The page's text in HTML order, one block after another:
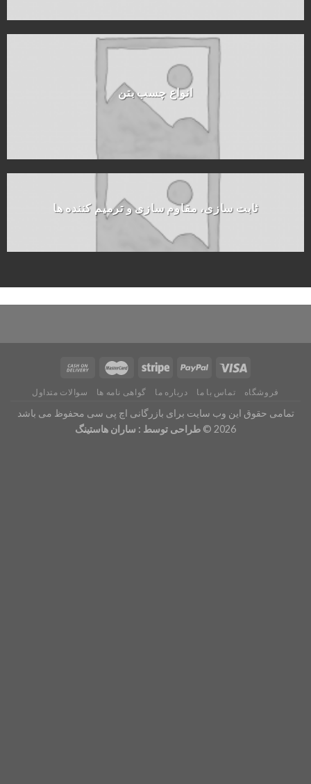
انواع چسب بتن
ثابت سازی، مقاوم سازی و ترمیم کننده ها
فروشگاه تماس با ما درباره ما گواهی نامه ها سوالات متداول
تمامی حقوق این وب سایت برای بازرگانی اچ پی سی محفوظ می باشد
2026 ©
طراحی توسط : ساران هاستینگ